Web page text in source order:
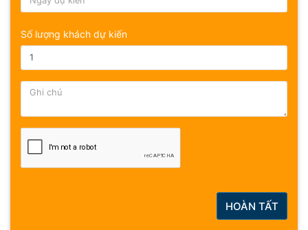
Số lượng khách dự kiến
HOÀN TẤT